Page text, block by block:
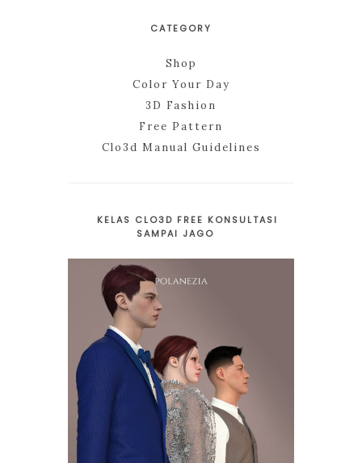
CATEGORY
Shop
Color Your Day
3D Fashion
Free Pattern
Clo3d Manual Guidelines
KELAS CLO3D FREE KONSULTASI
SAMPAI JAGO